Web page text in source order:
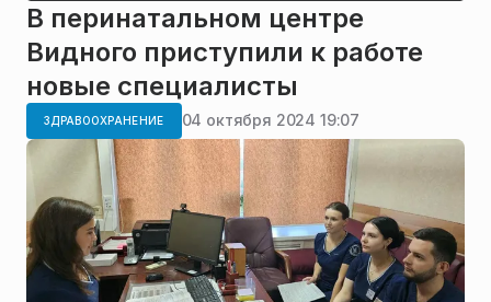
В перинатальном центре
Видного приступили к работе
новые специалисты
ЗДРАВООХРАНЕНИЕ 04 октября 2024 19:07